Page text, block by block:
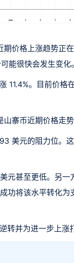
价格上涨趋势正
能很快会发生变化。
11.4%。目前价格
寨币近期价格走势
美元的阻力位。
元甚至更低。另一
功将该水平转化为
并为进一步上涨